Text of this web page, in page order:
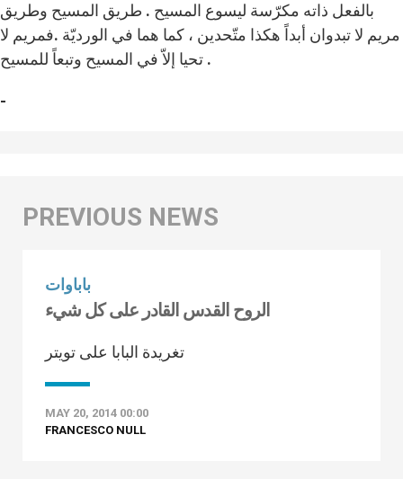
بالفعل ذاته مكرّسة ليسوع المسيح . طريق المسيح وطريق
مريم لا تبدوان أبداً هكذا متّحدين ، كما هما في الورديّة .فمريم لا
تحيا إلاّ في المسيح وتبعاً للمسيح .
-
باباوات
الروح القدس القادر على كل شيء
تغريدة البابا على تويتر
MAY 20, 2014 00:00
FRANCESCO NULL